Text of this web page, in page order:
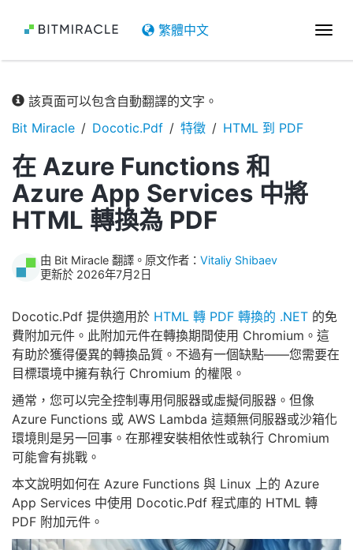
繁體中文
切
該頁面可以包含自動翻譯的文字。
Bit Miracle
Docotic.Pdf 特徵 HTML 到 PDF
在 Azure Functions 和
Azure App Services 中將
HTML 轉換為 PDF
由 Bit Miracle 翻譯。原文作者： Vitaliy Shibaev
更新於 2026年7月2日
Docotic.Pdf 提供適用於 HTML 轉 PDF 轉換的 .NET 的免
費附加元件。此附加元件在轉換期間使用 Chromium。這
有助於獲得優異的轉換品質。不過有一個缺點——您需要在
目標環境中擁有執行 Chromium 的權限。
通常，您可以完全控制專用伺服器或虛擬伺服器。但像
Azure Functions 或 AWS Lambda 這類無伺服器或沙箱化
環境則是另一回事。在那裡安裝相依性或執行 Chromium
可能會有挑戰。
本文說明如何在 Azure Functions 與 Linux 上的 Azure
App Services 中使用 Docotic.Pdf 程式庫的 HTML 轉
PDF 附加元件。